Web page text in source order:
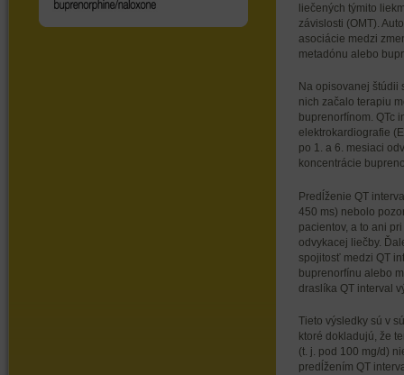
liečených týmito
závislosti (OMT).
asociácie medzi
metadónu alebo
Na opisovanej štúdii
nich začalo terapiu
buprenorfínom. QTc
elektrokardiografie
po 1. a 6. mesiaci
koncentrácie
Predĺženie QT
450 ms) nebolo
pacientov, a to ani
odvykacej liečby.
spojitosť medzi QT
buprenorfínu alebo
draslíka QT interval
Tieto výsledky sú v
ktoré dokladujú, že
(t. j. pod 100 mg/d)
predĺžením QT